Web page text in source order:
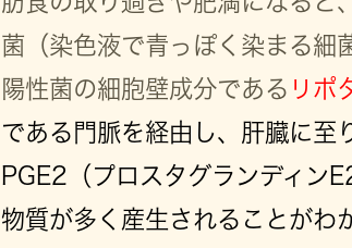
菌（染色液で青っぽく染まる細
陽性菌の細胞壁成分である リポ
である門脈を経由し、肝臓に至
PGE2（プロスタグランディン
物質が多く産生されることがわ